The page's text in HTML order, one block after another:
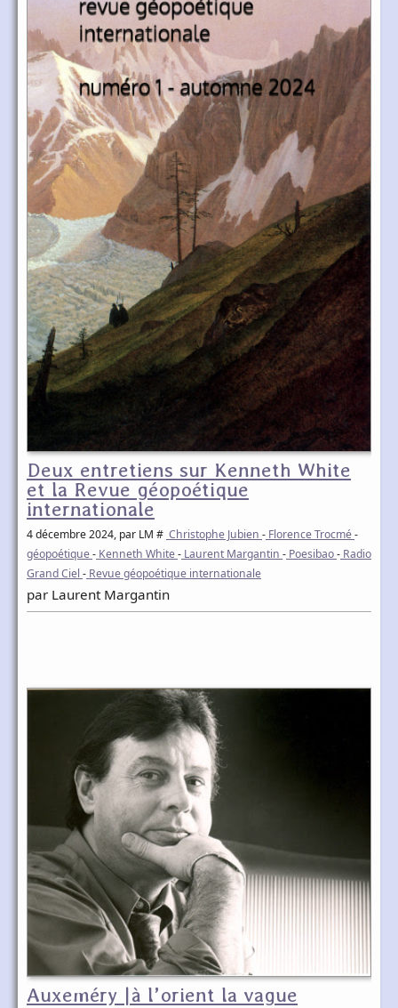
Deux entretiens sur Kenneth White
et la Revue géopoétique
internationale
4 décembre 2024, par LM # Christophe Jubien - Florence Trocmé-
géopoétique- Kenneth White- Laurent Margantin - Poesibao- Radio
Grand Ciel - Revue géopoétique internationale
par Laurent Margantin
Auxeméry |à l’orient la vague